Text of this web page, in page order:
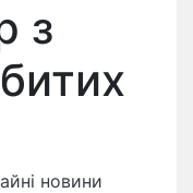
з
новини